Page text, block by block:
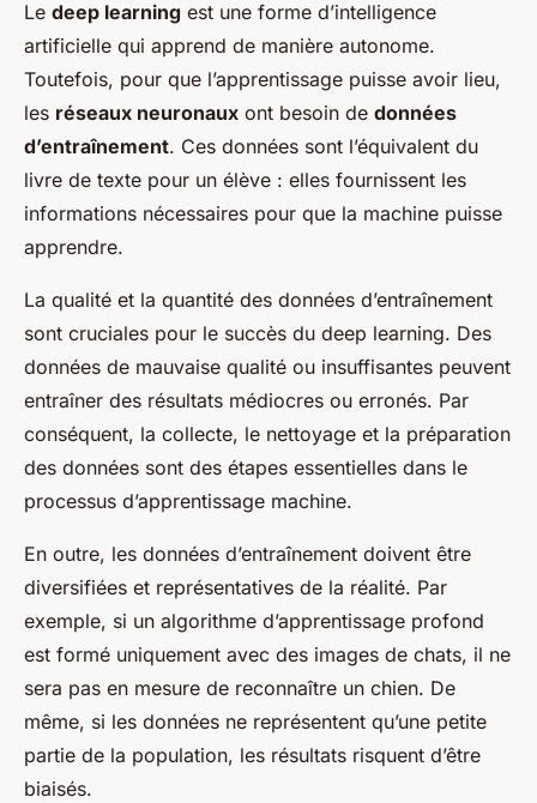
Le deep learning est une forme d’intelligence
artificielle qui apprend de manière autonome.
Toutefois, pour que l’apprentissage puisse avoir lieu,
les réseaux neuronaux ont besoin de données
d’entraînement. Ces données sont l’équivalent du
livre de texte pour un élève : elles fournissent les
informations nécessaires pour que la machine puisse
apprendre.
La qualité et la quantité des données d’entraînement
sont cruciales pour le succès du deep learning. Des
données de mauvaise qualité ou insuffisantes peuvent
entraîner des résultats médiocres ou erronés. Par
conséquent, la collecte, le nettoyage et la préparation
des données sont des étapes essentielles dans le
processus d’apprentissage machine.
En outre, les données d’entraînement doivent être
diversifiées et représentatives de la réalité. Par
exemple, si un algorithme d’apprentissage profond
est formé uniquement avec des images de chats, il ne
sera pas en mesure de reconnaître un chien. De
même, si les données ne représentent qu’une petite
partie de la population, les résultats risquent d’être
biaisés.